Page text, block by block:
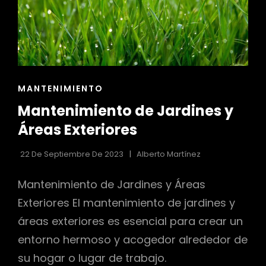
ENLACES
LAS
CATEGORÍAS
MANTENIMIENTO
Mantenimiento de Jardines y
Áreas Exteriores
22 De Septiembre De 2023 Alberto Martínez
Mantenimiento de Jardines y Áreas
Exteriores El mantenimiento de jardines y
áreas exteriores es esencial para crear un
entorno hermoso y acogedor alrededor de
su hogar o lugar de trabajo.